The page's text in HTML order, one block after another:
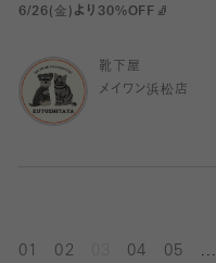
6/26(金)より30%OFF🧦
靴下屋
メイワン浜松店
01 02 04 05